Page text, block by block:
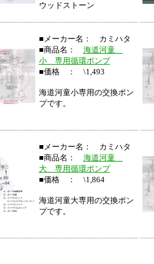
ウッドストーン
■メーカー名： カミハタ
■商品名： 海道河童
小 専用循環ポンプ
■価格 ： \1,493
海道河童小専用の交換ポン
プです。
■メーカー名： カミハタ
■商品名： 海道河童
大 専用循環ポンプ
■価格 ： \1,864
海道河童大専用の交換ポン
プです。